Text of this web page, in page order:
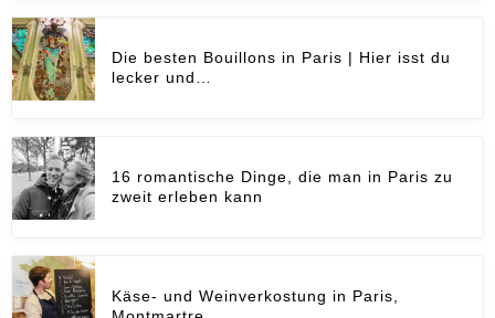
Die besten Bouillons in Paris | Hier isst du
lecker und…
16 romantische Dinge, die man in Paris zu
zweit erleben kann
Käse- und Weinverkostung in Paris,